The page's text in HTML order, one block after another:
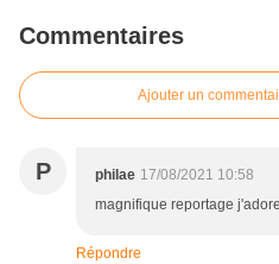
Commentaires
Ajouter un
P philae 17/08/2021 10:58
magnifique reportage
Répondre